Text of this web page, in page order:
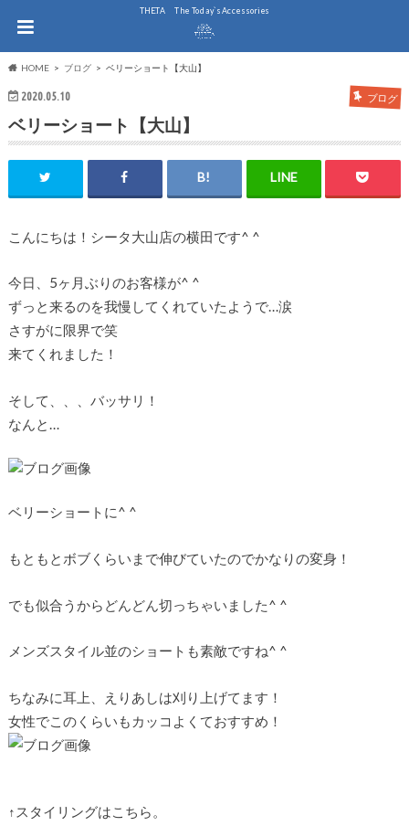
THE.TA The Today`s Accessories
HOME ブログ ベリーショート【大山】
2020.05.10 ブログ
ベリーショート【大山】
こんにちは！シータ大山店の横田です^ ^
今日、5ヶ月ぶりのお客様が^ ^
ずっと来るのを我慢してくれていたようで…涙
さすがに限界で笑
来てくれました！
そして、、、バッサリ！
なんと…
ベリーショートに^ ^
もともとボブくらいまで伸びていたのでかなりの変身！
でも似合うからどんどん切っちゃいました^ ^
メンズスタイル並のショートも素敵ですね^ ^
ちなみに耳上、えりあしは刈り上げてます！
女性でこのくらいもカッコよくておすすめ！
↑スタイリングはこちら。